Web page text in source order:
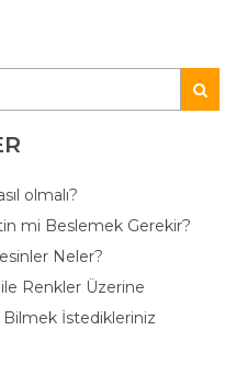
olmalı?
mi Beslemek Gerekir?
Neler?
Renkler Üzerine
Bilmek İstedikleriniz